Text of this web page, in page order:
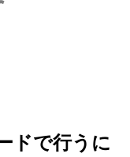
ドで行うに